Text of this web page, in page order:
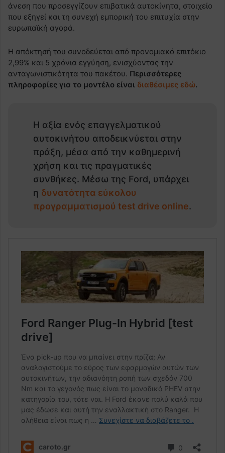
άνεση που προσεγγίζουν επιβατικά αυτοκίνητα, στοιχείο
που εξηγεί και τη συνεχή εμπορική του επιτυχία στην
ευρωπαϊκή αγορά.
Η απόκτησή του συνοδεύεται από προνομιακό επιτόκιο
2,99% και 5 χρόνια εγγύηση, ενισχύοντας την
ανταγωνιστικότητα του πακέτου. Περισσότερες
πληροφορίες για το μοντέλο είναι διαθέσιμες εδώ.
Η αξία ενός επαγγελματικού
αυτοκινήτου αποδεικνύεται στην
πράξη, μέσα από την καθημερινή
χρήση και τις πραγματικές
συνθήκες. Μέσω της Ford, υπάρχει
η δυνατότητα εύκολου
προγραμματισμού test drive online.